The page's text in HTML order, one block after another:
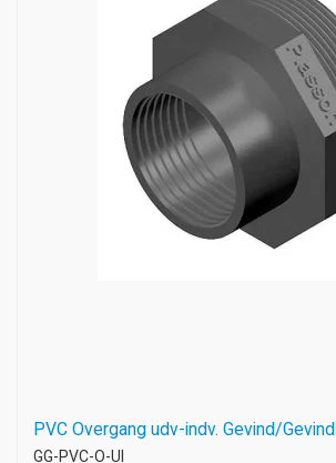
PVC Overgang udv-indv. Gevind/Gevind
GG-PVC-O-UI